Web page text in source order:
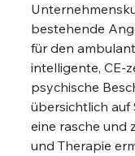
bestehende
für den
intelligente, CE-
psychische
übersichtlich
eine rasche und
und Therapie